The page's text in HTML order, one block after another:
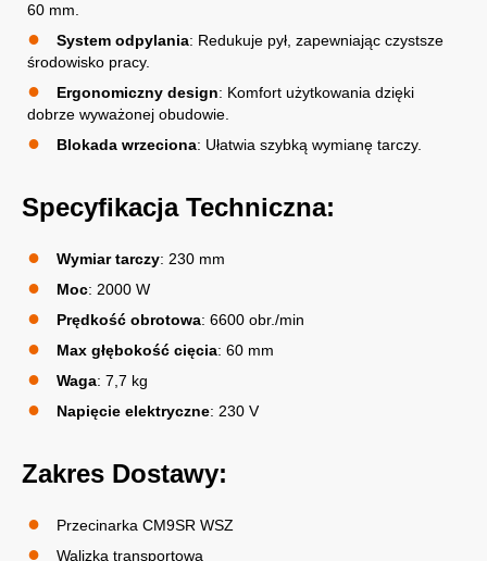
60 mm.
System odpylania: Redukuje pył, zapewniając czystsze
środowisko pracy.
Ergonomiczny design: Komfort użytkowania dzięki
dobrze wyważonej obudowie.
Blokada wrzeciona: Ułatwia szybką wymianę tarczy.
Specyfikacja Techniczna:
Wymiar tarczy: 230 mm
Moc: 2000 W
Prędkość obrotowa: 6600 obr./min
Max głębokość cięcia: 60 mm
Waga: 7,7 kg
Napięcie elektryczne: 230 V
Zakres Dostawy:
Przecinarka CM9SR WSZ
Walizka transportowa